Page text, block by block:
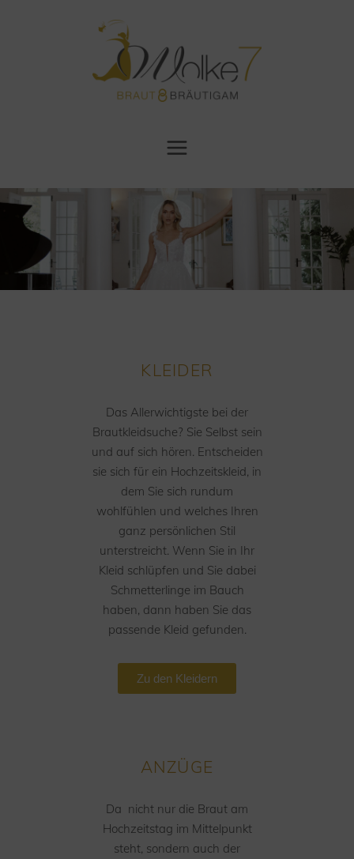
KLEIDER
Das Allerwichtigste bei der
Brautkleidsuche? Sie Selbst sein
und auf sich hören. Entscheiden
sie sich für ein Hochzeitskleid, in
dem Sie sich rundum
wohlfühlen und welches Ihren
ganz persönlichen Stil
unterstreicht. Wenn Sie in Ihr
Kleid schlüpfen und Sie dabei
Schmetterlinge im Bauch
haben, dann haben Sie das
passende Kleid gefunden.
Zu den Kleidern
ANZÜGE
Da nicht nur die Braut am
Hochzeitstag im Mittelpunkt
steht, sondern auch der